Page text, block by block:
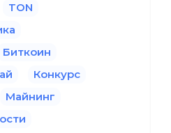
TON
Биткоин
Конкурс
Майнинг